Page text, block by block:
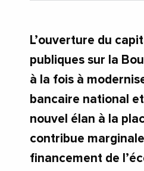
L’ouverture du
publiques sur la
à la fois à
bancaire national
nouvel élan à la
contribue
financement de